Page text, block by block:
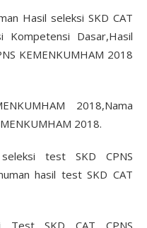
Hasil seleksi SKD CAT
Kompetensi Dasar,Hasil
KEMENKUMHAM 2018
2018,Nama
2018.
test SKD CPNS
hasil test SKD CAT